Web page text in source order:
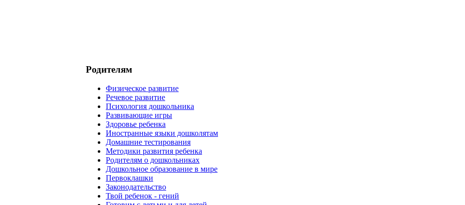
Родителям
Физическое развитие
Речевое развитие
Психология дошкольника
Развивающие игры
Здоровье ребенка
Иностранные языки дошколятам
Домашние тестирования
Методики развития ребенка
Родителям о дошкольниках
Дошкольное образование в мире
Первоклашки
Законодательство
Твой ребенок - гений